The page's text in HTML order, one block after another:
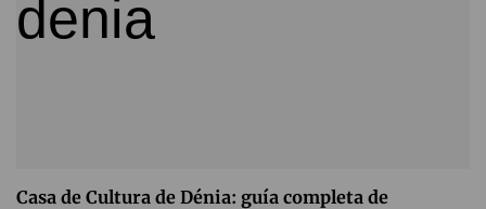
Casa de Cultura de Dénia: guía completa de